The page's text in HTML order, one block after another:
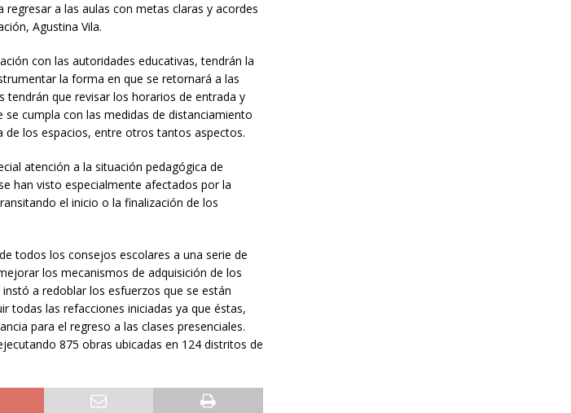
a las aulas con metas claras y acordes
Agustina Vila.
con las autoridades educativas, tendrán la
la forma en que se retornará a las
tendrán que revisar los horarios de entrada y
cumpla con las medidas de distanciamiento
de los espacios, entre otros tantos aspectos.
atención a la situación pedagógica de
han visto especialmente afectados por la
el inicio o la finalización de los
todos los consejos escolares a una serie de
los mecanismos de adquisición de los
a redoblar los esfuerzos que se están
todas las refacciones iniciadas ya que éstas,
para el regreso a las clases presenciales.
875 obras ubicadas en 124 distritos de